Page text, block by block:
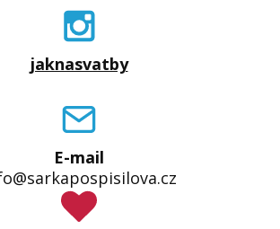
jaknasvatby
E-mail